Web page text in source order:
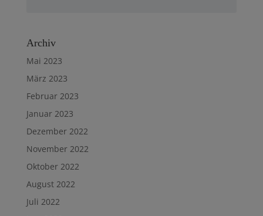
Archiv
Mai 2023
März 2023
Februar 2023
Januar 2023
Dezember 2022
November 2022
Oktober 2022
August 2022
Juli 2022